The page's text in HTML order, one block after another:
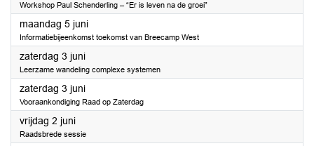
Workshop Paul Schenderling – “Er is leven na de groei”
maandag 5 juni2023
Informatiebijeenkomst toekomst van Breecamp West
zaterdag 3 juni2023
Leerzame wandeling complexe systemen
zaterdag 3 juni2023
Vooraankondiging Raad op Zaterdag
vrijdag 2 juni2023
Raadsbrede sessie